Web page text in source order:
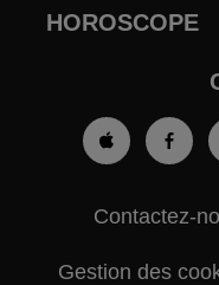
HOROSCOPE
Contactez-
Gestion des